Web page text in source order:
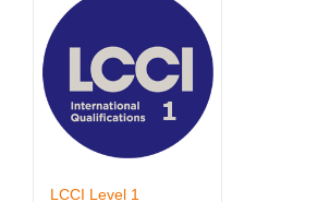
LCCI Level 1